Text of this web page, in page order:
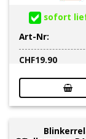
sofort
Art-Nr:
CHF19.90